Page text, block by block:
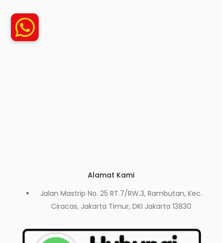
Alamat Kami
Jalan Mastrip No. 25 RT.7/RW.3, Rambutan, Kec.
Ciracas, Jakarta Timur, DKI Jakarta 13830